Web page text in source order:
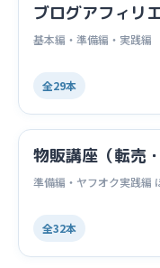
ブログアフィリ
基本編・準備編・実践編
全29本
物販講座（転売
準備編・ヤフオク実践編
全32本